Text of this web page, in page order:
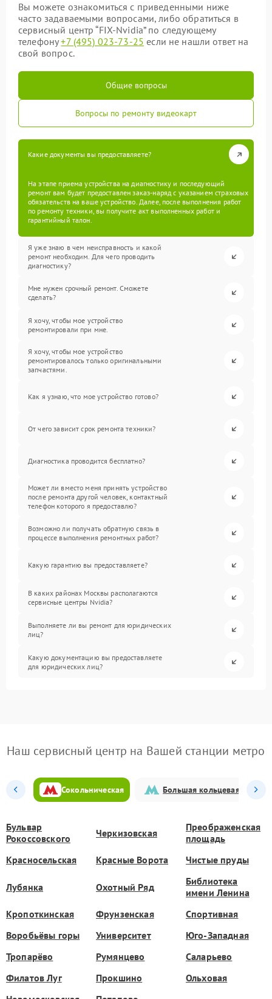
Вы можете ознакомиться с приведенными ниже
часто задаваемыми вопросами, либо обратиться в
сервисный центр “FIX-Nvidia” по следующему
телефону+7 (495) 023-73-25 если не нашли ответ на
свой вопрос.
Общие вопросы
Вопросы по ремонту видеокарт
Какие документы вы предоставляете?
На этапе приема устройства на диагностику и последующий
ремонт вам будет предоставлен заказ-наряд с указанием страховых
обязательств на ваше устройство. Далее, после выполнения работ
по ремонту техники, вы получите акт выполненных работ и
гарантийный талон.
Я уже знаю в чем неисправность и какой
ремонт необходим. Для чего проводить
диагностику?
Мне нужен срочный ремонт. Сможете
сделать?
Я хочу, чтобы мое устройство
ремонтировали при мне.
Я хочу, чтобы мое устройство
ремонтировалось только оригинальными
запчастями.
Как я узнаю, что мое устройство готово?
От чего зависит срок ремонта техники?
Диагностика проводится бесплатно?
Может ли вместо меня принять устройство
после ремонта другой человек, контактный
телефон которого я предоставлю?
Возможно ли получать обратную связь в
процессе выполнения ремонтных работ?
Какую гарантию вы предоставляете?
В каких районах Москвы располагаются
сервисные центры Nvidia?
Выполняете ли вы ремонт для юридических
лиц?
Какую документацию вы предоставляете
для юридических лиц?
Наш сервисный центр на Вашей станции метро
Сокольническая Большая кольцевая
Бульвар
Рокоссовского
Черкизовская
Преображенская
площадь
Красносельская
Красные Ворота Чистые пруды
Лубянка Охотный Ряд
Библиотека
имени Ленина
Кропоткинская
Фрунзенская
Спортивная
Воробьёвы горы
Университет
Юго-Западная
Тропарёво
Румянцево
Саларьево
Филатов Луг
Прокшино
Ольховая